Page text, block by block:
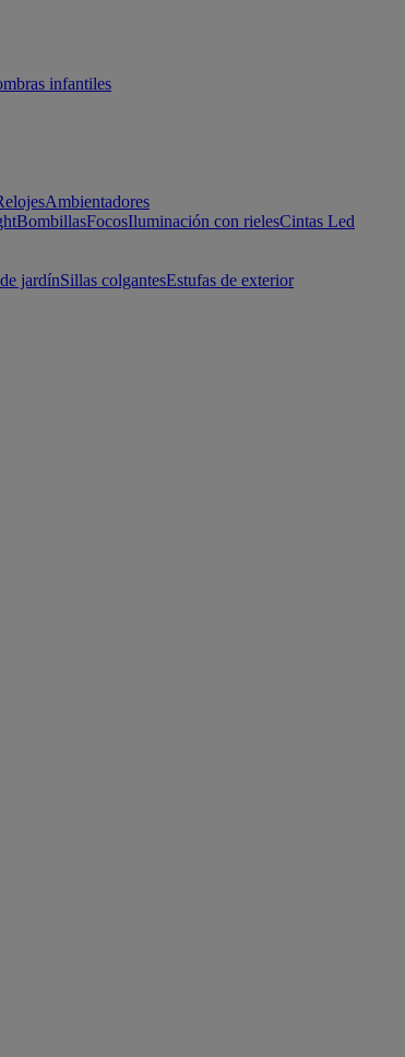
infantiles
Ambientadores
BombillasFocosIluminación con rielesCintas Led
jardínSillas colgantesEstufas de exterior